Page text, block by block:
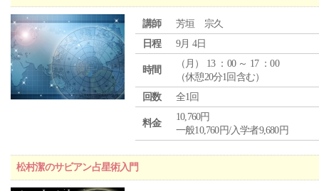
講師
芳垣 宗久
日程
9月 4日
時間
（ 月 ） 13 ：00 ～ 17 ：00
（休憩20分1回含む）
回数
全1回
料金
10,760円
一般10,760円/入学者9,680円
松村潔のサビアン占星術入門